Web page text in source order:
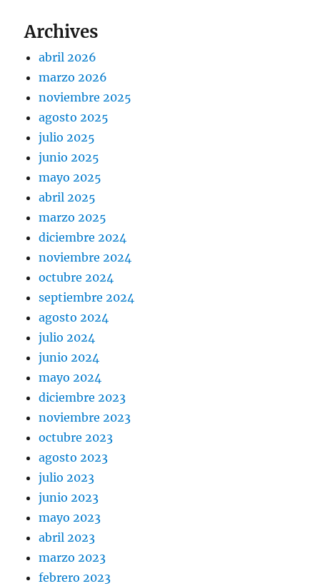
Archives
abril 2026
marzo 2026
noviembre 2025
agosto 2025
julio 2025
junio 2025
mayo 2025
abril 2025
marzo 2025
diciembre 2024
noviembre 2024
octubre 2024
septiembre 2024
agosto 2024
julio 2024
junio 2024
mayo 2024
diciembre 2023
noviembre 2023
octubre 2023
agosto 2023
julio 2023
junio 2023
mayo 2023
abril 2023
marzo 2023
febrero 2023